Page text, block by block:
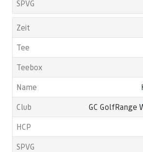
GC GolfRange